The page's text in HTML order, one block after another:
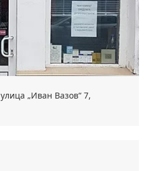
„Иван Вазов“ 7,